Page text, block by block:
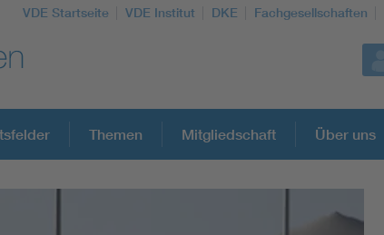
VDE Startseite VDE Institut DKE Fachgesellschaften
Themen Mitgliedschaft Über uns